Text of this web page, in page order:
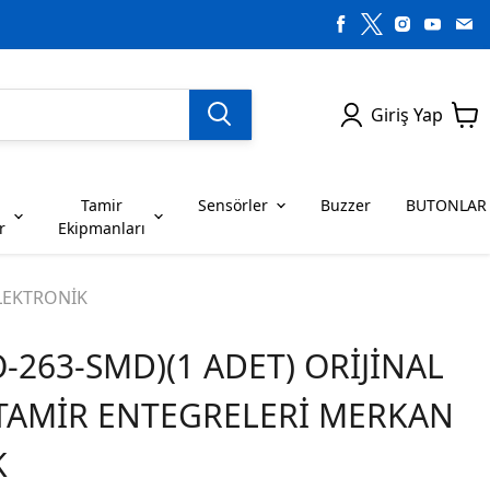
Giriş Yap
SENSÖRLER
BUTONLAR
SERİSİ ENTEGRELER
ENTEGRELER G SERİSİ ENTEGRELER
ENTEGRELER K SERİSİ ENTEGRELER
Dirençler
Tamir
Ekipmanları
Sensörler Buzzer BUTONLAR
263-SMD)(1 ADET) ORİJİNAL
ENTEGRELERİ MERKAN